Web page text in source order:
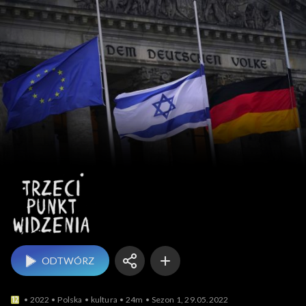
Trzeci punkt widzenia
ODTWÓRZ
2022 Polska kultura 24m Sezon 1, 29.05.2022